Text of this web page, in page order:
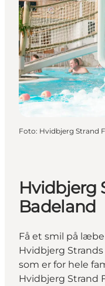
Foto: Hvidbjerg Strand
Hvidbjerg
Badeland
Få et smil på
Hvidbjerg
som er for hele
Hvidbjerg Strand